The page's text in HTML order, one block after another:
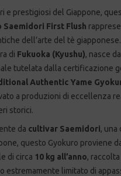
e prestigiosi del Giappone,
Saemidori First Flush
dell’arte del tè
di Fukuoka (Kyushu), nasce
tutelata dalla certificazione
Authentic Yame
a produzioni di eccellenza
storici.
da cultivar Saemidori, una
questo Gyokuro proviene
di circa 10 kg all’anno, raccolta
estremamente limitato di